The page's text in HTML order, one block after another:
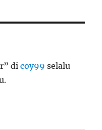
dicoy99 selalu